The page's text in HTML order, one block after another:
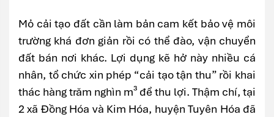
Mỏ cải tạo đất cần làm bản cam kết bảo vệ môi
trường khá đơn giản rồi có thể đào, vận chuyển
đất bán nơi khác. Lợi dụng kẽ hở này nhiều cá
nhân, tổ chức xin phép “cải tạo tận thu” rồi khai
thác hàng trăm nghìn m³ để thu lợi. Thậm chí, tại
2 xã Đồng Hóa và Kim Hóa, huyện Tuyên Hóa đã